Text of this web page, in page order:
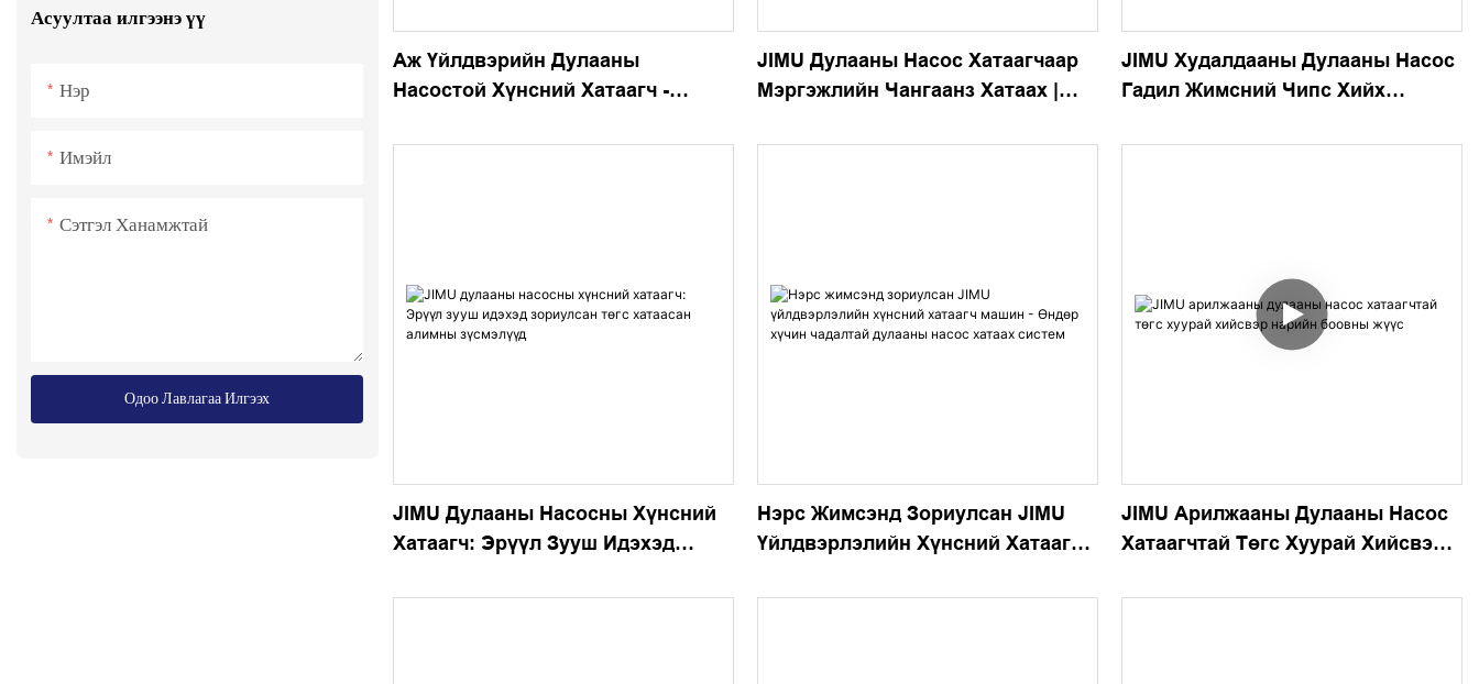
Асуултаа илгээнэ үү
Нэр
Имэйл
Сэтгэл Ханамжтай
Одоо Лавлагаа Илгээх
Аж Үйлдвэрийн Дулааны
Насостой Хүнсний Хатаагч -
Том Хүчин Чадалтай
JIMU Дулааны Насос Хатаагчаар
Мэргэжлийн Чангаанз Хатаах |
Тэжээллэг Чанар Сайтай
JIMU Худалдааны Дулааны Насос
Гадил Жимсний Чипс Хийх
Мэргэжлийн Хэрэглээнд
JIMU Дулааны Насосны Хүнсний
Хатаагч: Эрүүл Зууш Идэхэд
Зүсмэлүүд
Нэрс Жимсэнд Зориулсан JIMU
Үйлдвэрлэлийн Хүнсний Хатаагч
Дулааны Насос Хатаах Систем
JIMU Арилжааны Дулааны Насос
Хатаагчтай Төгс Хуурай Хийсвэр